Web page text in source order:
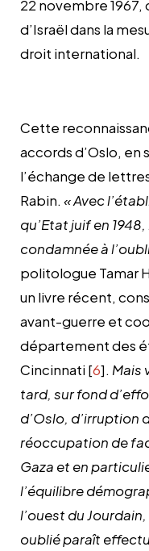
22 novembre 1967,
d’Israël dans la
droit international.
Cette
accords d’Oslo, en
l’échange de
Rabin. « Avec
qu’Etat juif en
condamnée à
politologue Tamar
un livre récent,
avant-guerre et
département des
Cincinnati [6]. Mais
tard, sur fond
d’Oslo, d’irruption
réoccupation de
Gaza et en
l’équilibre
l’ouest du
oublié paraît